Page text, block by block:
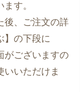
す。
後、ご注文の詳
】の下段に
がございますの
いいただけま